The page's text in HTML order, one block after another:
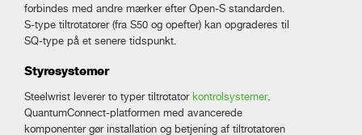
forbindes med andre mærker efter Open-S standarden.
S-type tiltrotatorer (fra S50 og opefter) kan opgraderes til
SQ-type på et senere tidspunkt.
Styresystemer
Steelwrist leverer to typer tiltrotator kontrolsystemer.
QuantumConnect-platformen med avancerede
komponenter gør installation og betjening af tiltrotatoren